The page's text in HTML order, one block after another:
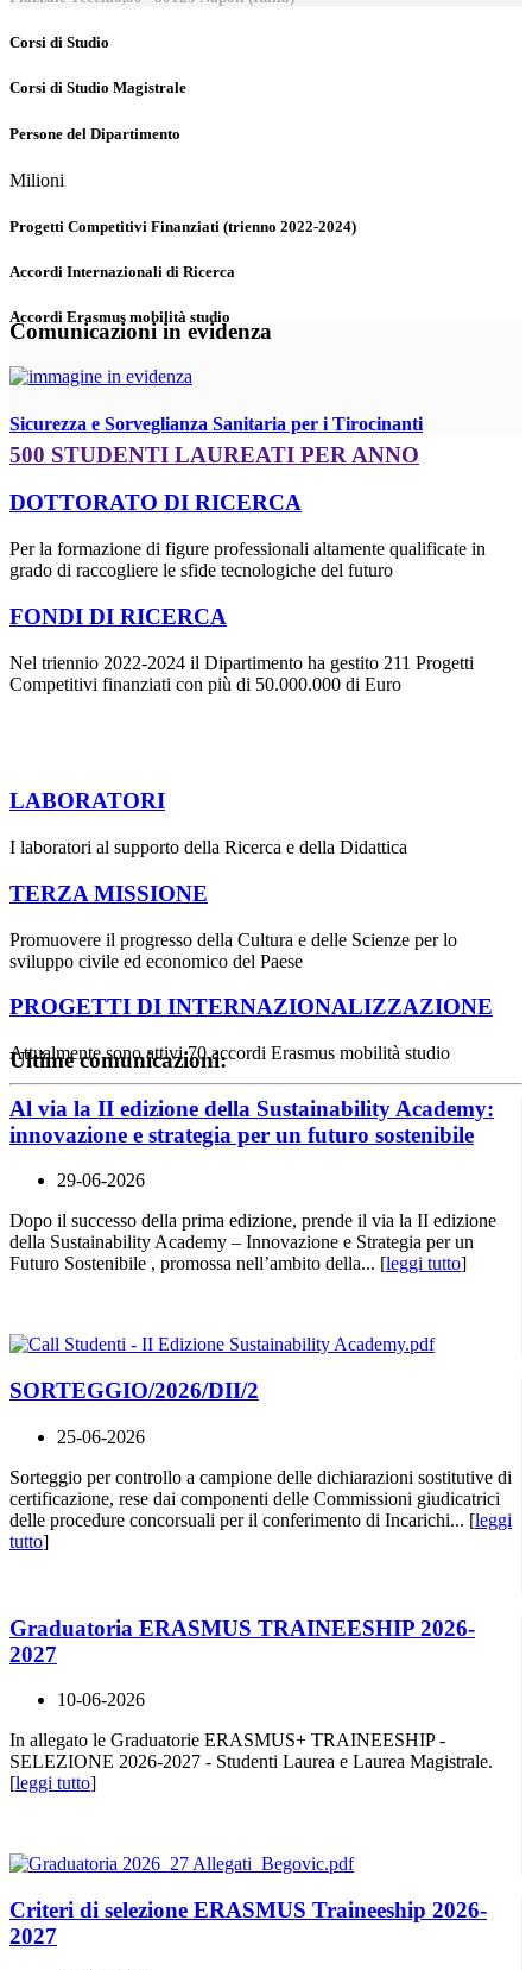
Corsi di Studio
Corsi di Studio Magistrale
Persone del Dipartimento
Milioni
Progetti Competitivi Finanziati (trienno 2022-2024)
Accordi Internazionali di Ricerca
Accordi Erasmus mobilità studio
Comunicazioni in evidenza
Sicurezza e Sorveglianza Sanitaria per i Tirocinanti
500 STUDENTI LAUREATI PER ANNO
DOTTORATO DI RICERCA
Per la formazione di figure professionali altamente qualificate in
grado di raccogliere le sfide tecnologiche del futuro
FONDI DI RICERCA
Nel triennio 2022-2024 il Dipartimento ha gestito 211 Progetti
Competitivi finanziati con più di 50.000.000 di Euro
LABORATORI
I laboratori al supporto della Ricerca e della Didattica
TERZA MISSIONE
Promuovere il progresso della Cultura e delle Scienze per lo
sviluppo civile ed economico del Paese
PROGETTI DI INTERNAZIONALIZZAZIONE
Attualmente sono attivi 70 accordi Erasmus mobilità studio
Ultime comunicazioni:
Al via la II edizione della Sustainability Academy:
innovazione e strategia per un futuro sostenibile
29-06-2026
Dopo il successo della prima edizione, prende il via la II edizione
della Sustainability Academy – Innovazione e Strategia per un
Futuro Sostenibile , promossa nell’ambito della... [leggi tutto]
SORTEGGIO/2026/DII/2
25-06-2026
Sorteggio per controllo a campione delle dichiarazioni sostitutive di
certificazione, rese dai componenti delle Commissioni giudicatrici
delle procedure concorsuali per il conferimento di Incarichi... [leggi
tutto]
Graduatoria ERASMUS TRAINEESHIP 2026-
2027
10-06-2026
In allegato le Graduatorie ERASMUS+ TRAINEESHIP -
SELEZIONE 2026-2027 - Studenti Laurea e Laurea Magistrale.
[leggi tutto]
Criteri di selezione ERASMUS Traineeship 2026-
2027